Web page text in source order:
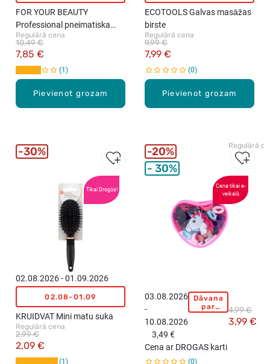
Pievienot grozam
FOR YOUR BEAUTY
Professional pneimatiska
matu suka
Regulārā cena
7,85 €
10,49 €
1
Pievienot grozam
ECOTOOLS Galvas masāžas
birste
Regulārā cena
7,99 €
9,99 €
0
Tikai Drogās!
02.08.2026 - 01.09.2026
02.08-01.09
KRUIDVAT Mini matu suka
Regulārā cena
2,09 €
2,99 €
1
30%
Cena tikai e-
veikalā
03.08.2026
-
10.08.2026
Dāvana
par
pirkumu O
R
Regulārā
3,99 €
4,99 €
3,49 €
Cena ar DROGAS karti
0
20%
30%